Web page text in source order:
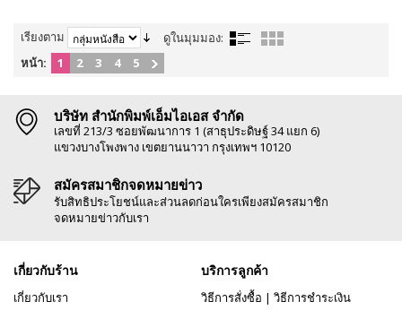
เรียงตาม
ดูในมุมมอง:
หน้า:
1 2 3 4 5
บริษัท สำนักพิมพ์เอ็มไอเอส จำกัด
เลขที่ 213/3 ซอยพัฒนาการ 1 (สาธุประดิษฐ์ 34 แยก 6)
แขวงบางโพงพาง เขตยานนาวา กรุงเทพฯ 10120
สมัครสมาชิกจดหมายข่าว
รับสิทธิประโยชน์และส่วนลดก่อนใครเพียงสมัครสมาชิก
จดหมายข่าวกับเรา
เกี่ยวกับร้าน
เกี่ยวกับเรา
บริการลูกค้า
วิธีการสั่งซื้อ | วิธีการชำระเงิน